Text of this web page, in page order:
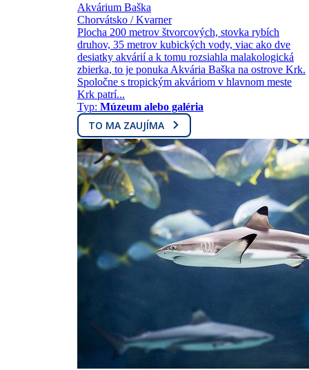
Akvárium Baška
Chorvátsko / Kvarner
Plocha 200 metrov štvorcových, stovka rybích
druhov, 35 metrov kubických vody, viac ako dve
desiatky akvárií a k tomu rozsiahla malakologická
zbierka, to je ponuka Akvária Baška na ostrove Krk.
Spoločne s tropickým akváriom v hlavnom meste
Krk patrí...
Typ: Múzeum alebo galéria
TO MA ZAUJÍMA